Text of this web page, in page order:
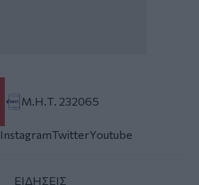
Μ.Η.Τ. 232065
InstagramTwitterYoutube
ΕΙΔΗΣΕΙΣ